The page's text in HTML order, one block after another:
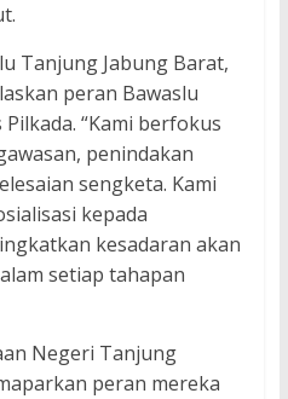
Tanjung Jabung Barat,
peran Bawaslu
“Kami berfokus
penindakan
sengketa. Kami
kepada
kesadaran akan
setiap tahapan
Negeri Tanjung
peran mereka